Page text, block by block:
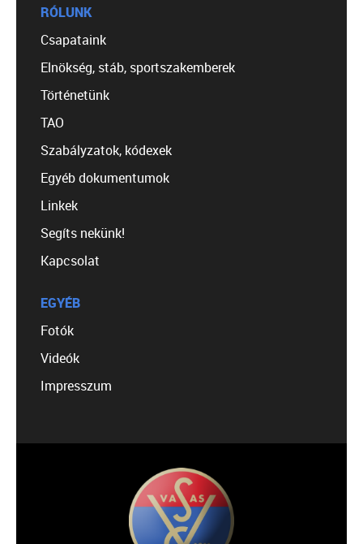
RÓLUNK
Csapataink
Elnökség, stáb, sportszakemberek
Történetünk
TAO
Szabályzatok, kódexek
Egyéb dokumentumok
Linkek
Segíts nekünk!
Kapcsolat
EGYÉB
Fotók
Videók
Impresszum